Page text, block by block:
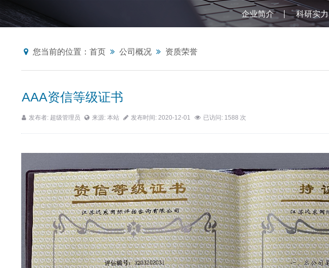
企业简介 科研实力
您当前的位置： 首页 公司概况 资质荣誉
AAA资信等级证书
发布者: 超级管理员 来源: 本站 发布时间: 2020-12-01 已访问: 1588 次